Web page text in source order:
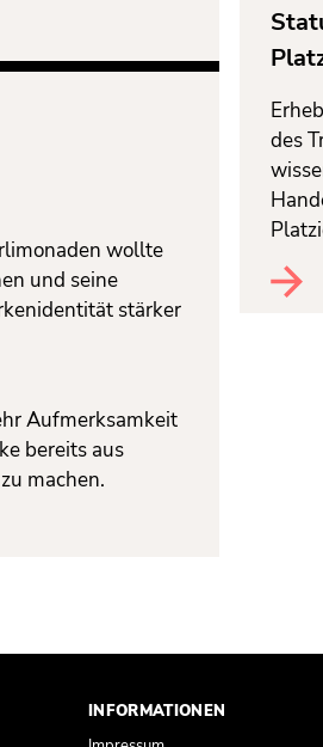
des
wollte
und seine
stärker
Aufmerksamkeit
bereits aus
machen.
INFORMATIONEN